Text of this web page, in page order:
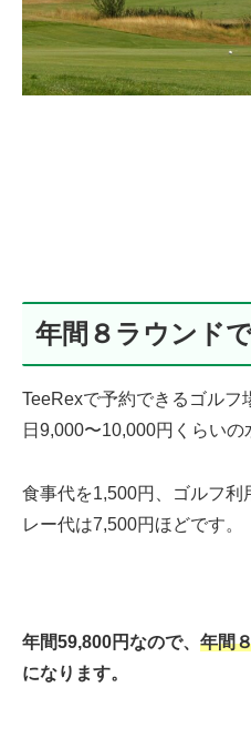
年間８ラウンド
TeeRexで予約できるゴルフ
日9,000〜10,000円くらいの
食事代を1,500円、ゴルフ
レー代は7,500円ほどです。
年間59,800円なので、 年間
になります。